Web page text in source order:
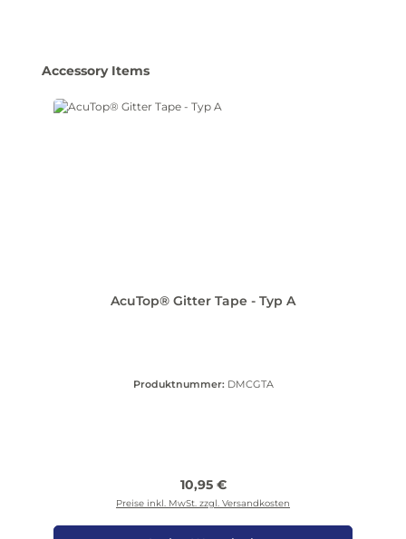
Produktgalerie überspringen
Accessory Items
AcuTop® Gitter Tape - Typ A
Produktnummer: DMCGTA
Regulärer Preis:
10,95 €
Preise inkl. MwSt. zzgl. Versandkosten